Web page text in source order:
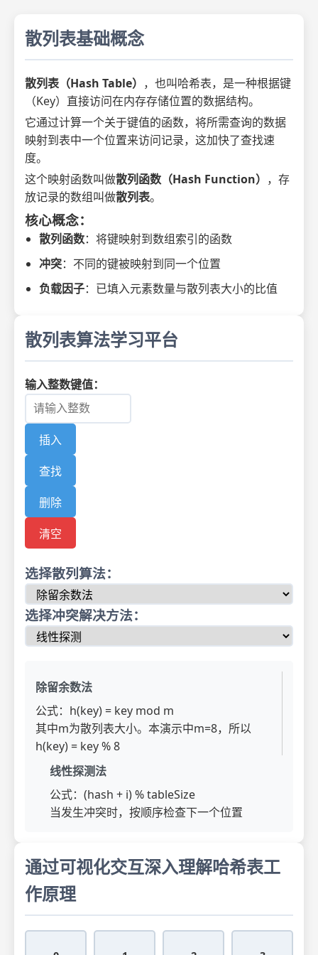
散列表基础概念
散列表（Hash Table） ，也叫哈希表，是一种根据键
（Key）直接访问在内存存储位置的数据结构。
它通过计算一个关于键值的函数，将所需查询的数据
映射到表中一个位置来访问记录，这加快了查找速
度。
这个映射函数叫做散列函数（Hash Function） ，存
放记录的数组叫做散列表。
核心概念：
散列函数：将键映射到数组索引的函数
冲突：不同的键被映射到同一个位置
负载因子：已填入元素数量与散列表大小的比值
散列表算法学习平台
输入整数键值：
插入
查找
删除
清空
选择散列算法：
选择冲突解决方法：
除留余数法
公式：h(key) = key mod m
其中m为散列表大小。本演示中m=8，所以
h(key) = key % 8
线性探测法
公式：(hash + i) % tableSize
当发生冲突时，按顺序检查下一个位置
通过可视化交互深入理解哈希表工
作原理